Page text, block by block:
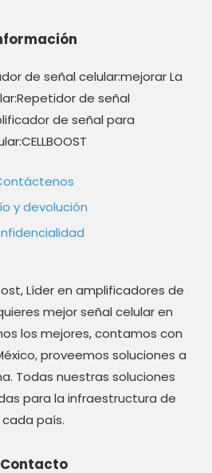
de señal celular:mejorar La
de señal
de señal para
y devolución
Líder en amplificadores de
mejor señal celular en
los mejores, contamos con
proveemos soluciones a
Todas nuestras soluciones
para la infraestructura de
cada país.
Contacto